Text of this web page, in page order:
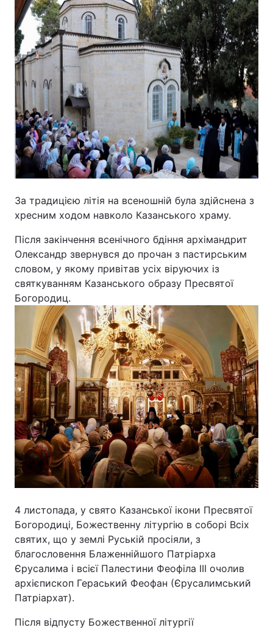
Зброя Інциденти
Здоров'я Туризм
Цікавинки Погода
Відео з Youtube Статті
Інтерв'ю Думки
Архів Вакансії
Контакти
ПОСЛУГИ
Реклама на сайті Фотобанк
Моніторинг Пресцентр
За традицією літія на всеношній була здійснена з
хресним ходом навколо Казанського храму.
Після закінчення всенічного бдіння архімандрит
Олександр звернувся до прочан з пастирським
словом, у якому привітав усіх віруючих із
святкуванням Казанського образу Пресвятої
Богородиц.
4 листопада, у свято Казанської ікони Пресвятої
Богородиці, Божественну літургію в соборі Всіх
святих, що у землі Руській просіяли, з
благословення Блаженнійшого Патріарха
Єрусалима і всієї Палестини Феофіла III очолив
архієпископ Гераський Феофан (Єрусалимський
Патріархат).
Після відпусту Божественної літургії